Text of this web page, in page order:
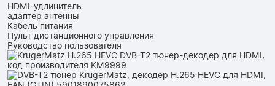
HDMI-удлинитель
адаптер антенны
Кабель питания
Пульт дистанционного управления
Руководство пользователя